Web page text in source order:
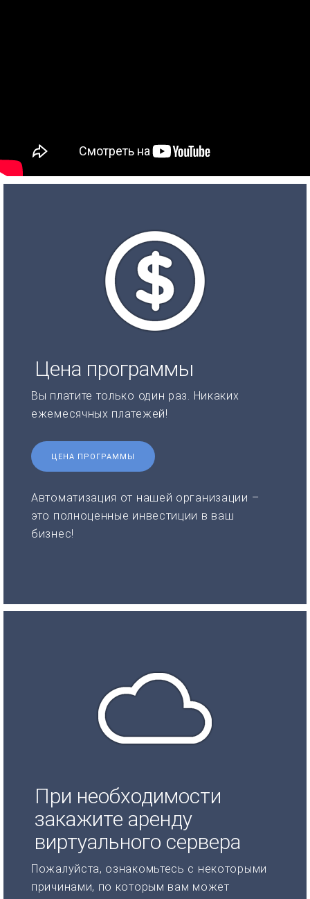
Цена программы
Вы платите только один раз. Никаких
ежемесячных платежей!
ЦЕНА ПРОГРАММЫ
Автоматизация от нашей организации –
это полноценные инвестиции в ваш
бизнес!
При необходимости
закажите аренду
виртуального сервера
Пожалуйста, ознакомьтесь с некоторыми
причинами, по которым вам может